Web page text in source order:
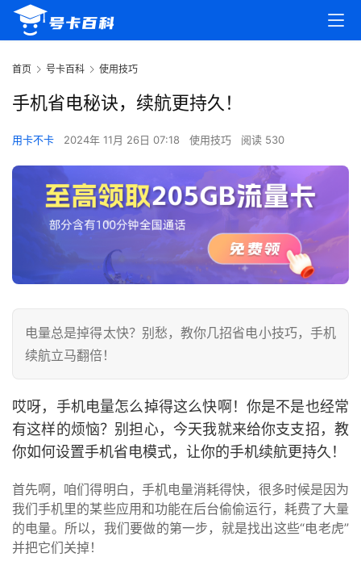
首页 号卡百科 使用技巧
手机省电秘诀，续航更持久！
用卡不卡 2024年 11月 26日 07:18 使用技巧 阅读 530
电量总是掉得太快？别愁，教你几招省电小技巧，手机
续航立马翻倍！
哎呀，手机电量怎么掉得这么快啊！你是不是也经常
有这样的烦恼？别担心，今天我就来给你支支招，教
你如何设置手机省电模式，让你的手机续航更持久！
首先啊，咱们得明白，手机电量消耗得快，很多时候是因为
我们手机里的某些应用和功能在后台偷偷运行，耗费了大量
的电量。所以，我们要做的第一步，就是找出这些“电老虎”
并把它们关掉！